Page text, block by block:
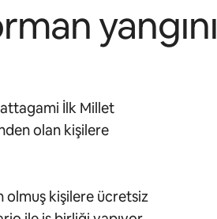
yangını
İlk Millet
olan kişilere
olmuş kişilere ücretsiz